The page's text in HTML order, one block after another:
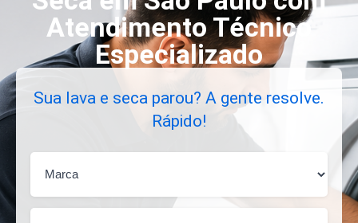
Atendimento Técnico
Especializado
Sua lava e seca parou? A gente resolve.
Rápido!